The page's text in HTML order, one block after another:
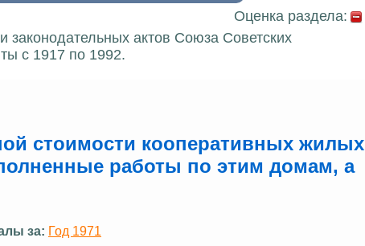
Оценка раздела:
актов Союза Советских
с 1917 по 1992.
стоимости кооперативных жилых
работы по этим домам, а
за: Год 1971